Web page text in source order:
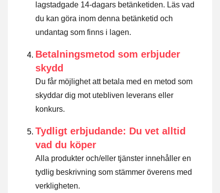
lagstadgade 14-dagars betänketiden. Läs vad
du kan göra inom denna betänketid och
undantag som finns i lagen.
Betalningsmetod som erbjuder
skydd
Du får möjlighet att betala med en metod som
skyddar dig mot utebliven leverans eller
konkurs.
Tydligt erbjudande: Du vet alltid
vad du köper
Alla produkter och/eller tjänster innehåller en
tydlig beskrivning som stämmer överens med
verkligheten.